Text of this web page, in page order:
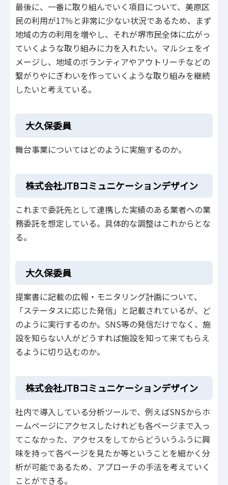
最後に、一番に取り組んでいく項目について、美原区
民の利用が17％と非常に少ない状況であるため、まず
地域の方の利用を増やし、それが堺市民全体に広がっ
ていくような取り組みに力を入れたい。マルシェをイ
メージし、地域のボランティアやアウトリーチなどの
繋がりやにぎわいを作っていくような取り組みを継続
したいと考えている。
大久保委員
舞台事業についてはどのように実施するのか。
株式会社JTBコミュニケーションデザイン
これまで委託先として連携した実績のある業者への業
務委託を想定している。具体的な調整はこれからとな
る。
大久保委員
提案書に記載の広報・モニタリング計画について、
「ステータスに応じた発信」と記載されているが、ど
のように実行するのか。SNS等の発信だけでなく、施
設を知らない人がどうすれば施設を知って来てもらえ
るように切り込むのか。
株式会社JTBコミュニケーションデザイン
社内で導入している分析ツールで、例えばSNSからホ
ームページにアクセスしたけれども各ページまで入っ
てこなかった、アクセスをしてからどういうふうに興
味を持って各ページを見たか等ということを細かく分
析が可能であるため、アプローチの手法を考えていく
ことができる。